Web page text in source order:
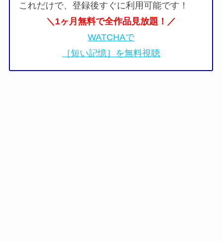
これだけで、登録後すぐに利用可能です！
＼1ヶ月無料で全作品見放題！／
WATCHAで
［短い記憶］を無料視聴